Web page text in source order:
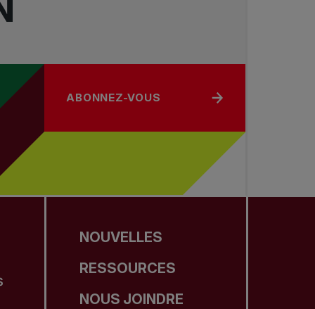
ABONNEZ-VOUS
NOUVELLES
RESSOURCES
NOUS JOINDRE